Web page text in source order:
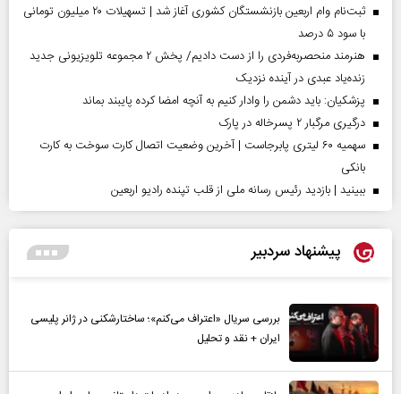
ثبت‌نام وام اربعین بازنشستگان کشوری آغاز شد | تسهیلات ۲۰ میلیون تومانی
با سود ۵ درصد
هنرمند منحصر‌به‌فردی را از دست دادیم/ پخش ۲ مجموعه تلویزیونی جدید
زنده‌یاد عبدی در آینده نزدیک
پزشکیان: باید دشمن را وادار کنیم به آنچه امضا کرده پایبند بماند
درگیری مرگبار ۲ پسرخاله در پارک
سهمیه ۶۰ لیتری پابرجاست | آخرین وضعیت اتصال کارت سوخت به کارت
بانکی
ببینید | بازدید رئیس رسانه ملی از قلب تپنده رادیو اربعین
پیشنهاد سردبیر
بررسی سریال «اعتراف می‌کنم»؛ ساختارشکنی در ژانر پلیسی
ایران + نقد و تحلیل